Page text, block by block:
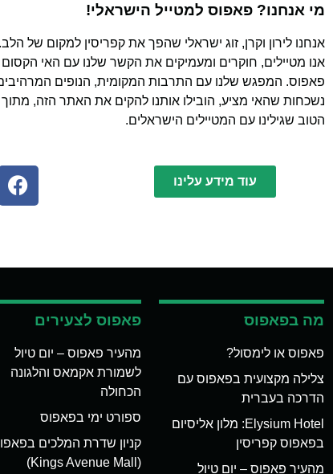
מי אנחנו? פאפוס למטייל הישראלי!
אנחנו לירון וקרן, זוג ישראלי שהפך את קפריסין למקום של
אנו מטיילים, חוקרים ומעמיקים את הקשר שלנו עם האי הקסום
פאפוס. המפגש שלנו עם התרבות המקומית, הנופים המרהיבים
נשכחות שהאי מציע, הובילו אותנו להקים את האתר הזה, מתוך
הטוב שגילינו עם המטיילים הישראלים.
עוד מידע עלינו
מה בפאפוס
פאפוס או לימסול?
צלילה מקצועית בפאפוס עם
הדרכה בעברית
Elysium Hotel: מלון אליסיום
בפאפוס קפריסין
מהעיר פאפוס – יום טיול
פאפוס לצעירים
מהעיר פאפוס – יום טיול
לשמורת אקמאס והלגונה
הכחולה
ספורט ימי בפאפוס
קניון שדרת המלכים
(Kings Avenue Mall)